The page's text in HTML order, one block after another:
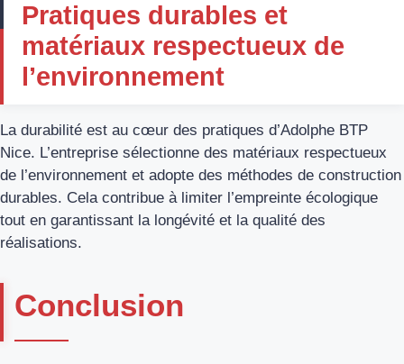
Pratiques durables et
matériaux respectueux de
l’environnement
La durabilité est au cœur des pratiques d’Adolphe BTP
Nice. L’entreprise sélectionne des matériaux respectueux
de l’environnement et adopte des méthodes de construction
durables. Cela contribue à limiter l’empreinte écologique
tout en garantissant la longévité et la qualité des
réalisations.
Conclusion